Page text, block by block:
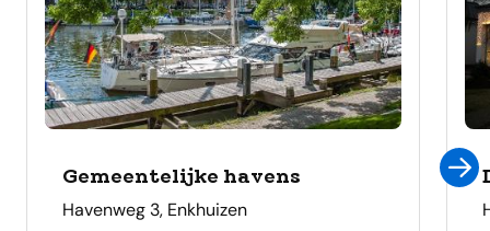
Gemeentelijke havens
adres
Havenweg 3, Enkhuizen